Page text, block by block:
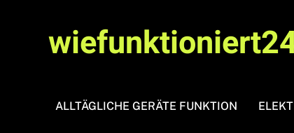
ALLTÄGLICHE GERÄTE FUNKTION